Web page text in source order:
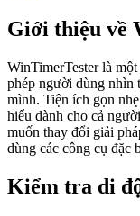
Giới thiệu về
WinTimerTester là
phép người dùng nhìn
mình. Tiện ích gọn
hiểu dành cho cả
muốn thay đổi giải
dùng các công cụ đặc
Kiểm tra di